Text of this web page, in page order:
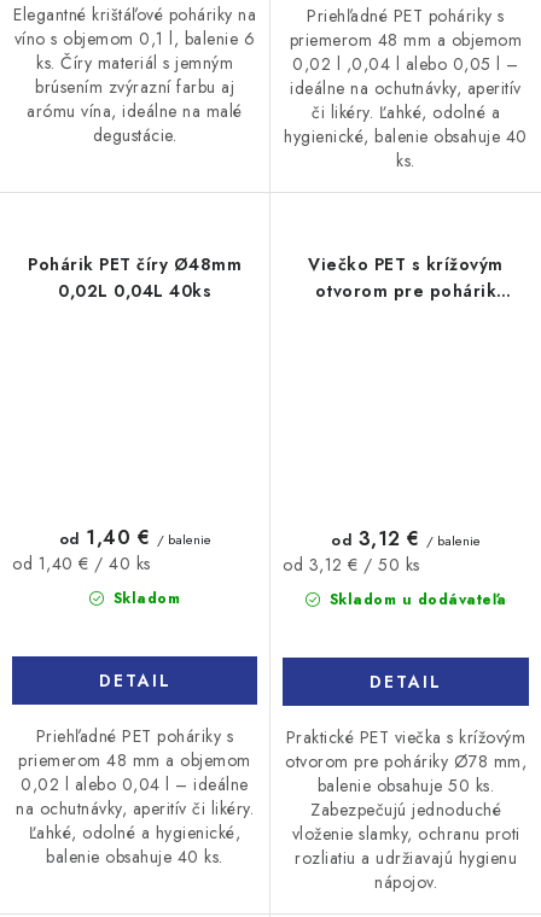
Elegantné krištáľové poháriky na
víno s objemom 0,1 l, balenie 6
ks. Číry materiál s jemným
brúsením zvýrazní farbu aj
arómu vína, ideálne na malé
degustácie.
Priehľadné PET poháriky s
priemerom 48 mm a objemom
0,02 l ,0,04 l alebo 0,05 l –
ideálne na ochutnávky, aperitív
či likéry. Ľahké, odolné a
hygienické, balenie obsahuje 40
ks.
Pohárik PET číry Ø48mm
0,02L 0,04L 40ks
Skladom
od 1,40 € / balenie
Jednotková
od 1,40 € / 40 ks
DETAIL
Priehľadné PET poháriky s
priemerom 48 mm a objemom
0,02 l alebo 0,04 l – ideálne
na ochutnávky, aperitív či likéry.
Ľahké, odolné a hygienické,
balenie obsahuje 40 ks.
Viečko PET s krížovým
otvorom pre pohárik
Skladom u dodávateľa
od 3,12 € / balenie
Jednotková
cena:
od 3,12 € / 50 ks
DETAIL
Praktické PET viečka s krížovým
otvorom pre poháriky Ø78 mm,
balenie obsahuje 50 ks.
Zabezpečujú jednoduché
vloženie slamky, ochranu proti
rozliatiu a udržiavajú hygienu
nápojov.